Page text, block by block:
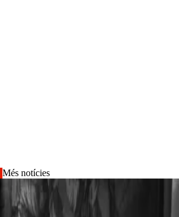
Més notícies